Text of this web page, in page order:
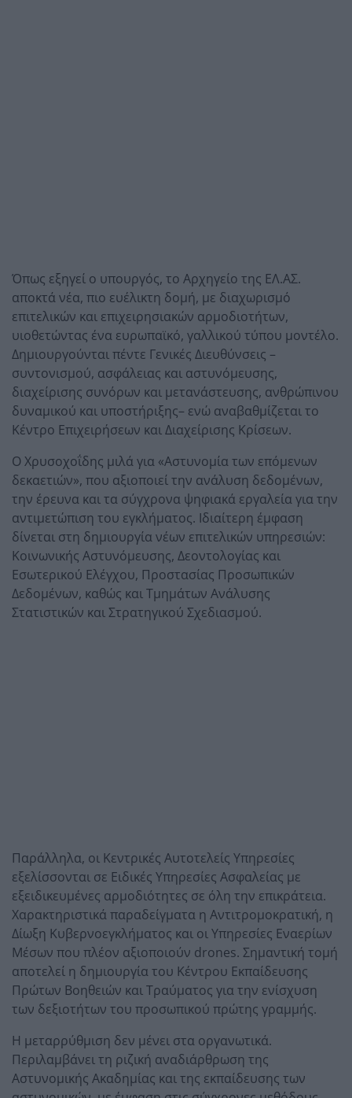
Όπως εξηγεί ο υπουργός, το Αρχηγείο της ΕΛ.ΑΣ.
αποκτά νέα, πιο ευέλικτη δομή, με διαχωρισμό
επιτελικών και επιχειρησιακών αρμοδιοτήτων,
υιοθετώντας ένα ευρωπαϊκό, γαλλικού τύπου μοντέλο.
Δημιουργούνται πέντε Γενικές Διευθύνσεις –
συντονισμού, ασφάλειας και αστυνόμευσης,
διαχείρισης συνόρων και μετανάστευσης, ανθρώπινου
δυναμικού και υποστήριξης– ενώ αναβαθμίζεται το
Κέντρο Επιχειρήσεων και Διαχείρισης Κρίσεων.
Ο Χρυσοχοΐδης μιλά για «Αστυνομία των επόμενων
δεκαετιών», που αξιοποιεί την ανάλυση δεδομένων,
την έρευνα και τα σύγχρονα ψηφιακά εργαλεία για την
αντιμετώπιση του εγκλήματος. Ιδιαίτερη έμφαση
δίνεται στη δημιουργία νέων επιτελικών υπηρεσιών:
Κοινωνικής Αστυνόμευσης, Δεοντολογίας και
Εσωτερικού Ελέγχου, Προστασίας Προσωπικών
Δεδομένων, καθώς και Τμημάτων Ανάλυσης
Στατιστικών και Στρατηγικού Σχεδιασμού.
Παράλληλα, οι Κεντρικές Αυτοτελείς Υπηρεσίες
εξελίσσονται σε Ειδικές Υπηρεσίες Ασφαλείας με
εξειδικευμένες αρμοδιότητες σε όλη την επικράτεια.
Χαρακτηριστικά παραδείγματα η Αντιτρομοκρατική, η
Δίωξη Κυβερνοεγκλήματος και οι Υπηρεσίες Εναερίων
Μέσων που πλέον αξιοποιούν drones. Σημαντική τομή
αποτελεί η δημιουργία του Κέντρου Εκπαίδευσης
Πρώτων Βοηθειών και Τραύματος για την ενίσχυση
των δεξιοτήτων του προσωπικού πρώτης γραμμής.
Η μεταρρύθμιση δεν μένει στα οργανωτικά.
Περιλαμβάνει τη ριζική αναδιάρθρωση της
Αστυνομικής Ακαδημίας και της εκπαίδευσης των